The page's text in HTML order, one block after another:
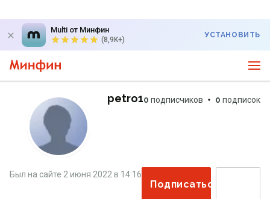
Multi от Минфин
(8,9K+)
УСТАНОВИТЬ
petro10 подписчиков 0 подписок
Был на сайте 2 июня 2022 в 14:16
Подписаться